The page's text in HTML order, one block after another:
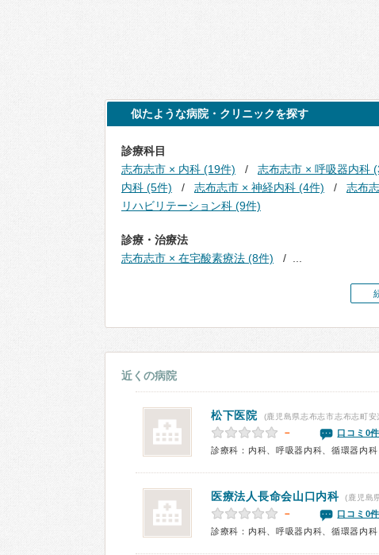
似たような病院・クリニックを探す
診療科目
志布志市 × 内科 (19件)
志布志市 × 呼吸器内科
内科 (5件)
志布志市 × 神経内科 (4件) 志布
リハビリテーション科 (9件)
診療・治療法
志布志市 × 在宅酸素療法 (8件)
近くの病院
松下医院 (鹿児島県志布志市志布志町安
－
口コミ0件
医療法人長命会山口内科 (鹿児島
－
口コミ0件
診療科：内科、呼吸器内科、循環器内